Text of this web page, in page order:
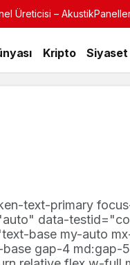
Üreticisi –
Kripto Siyaset
text-primary
data-
base my-auto
gap-4 md:gap-